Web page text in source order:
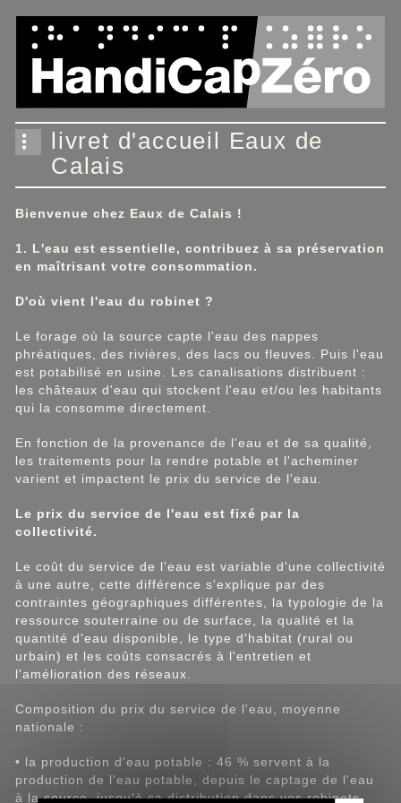
livret d'accueil Eaux de
Calais
Bienvenue chez Eaux de Calais !
1. L'eau est essentielle, contribuez à sa préservation
en maîtrisant votre consommation.
D'où vient l'eau du robinet ?
Le forage où la source capte l'eau des nappes
phréatiques, des rivières, des lacs ou fleuves. Puis l'eau
est potabilisé en usine. Les canalisations distribuent :
les châteaux d'eau qui stockent l'eau et/ou les habitants
qui la consomme directement.
En fonction de la provenance de l'eau et de sa qualité,
les traitements pour la rendre potable et l'acheminer
varient et impactent le prix du service de l'eau.
Le prix du service de l'eau est fixé par la
collectivité.
Le coût du service de l'eau est variable d'une collectivité
à une autre, cette différence s'explique par des
contraintes géographiques différentes, la typologie de la
ressource souterraine ou de surface, la qualité et la
quantité d'eau disponible, le type d'habitat (rural ou
urbain) et les coûts consacrés à l'entretien et
l'amélioration des réseaux.
Composition du prix du service de l'eau, moyenne
nationale :
• la production d'eau potable : 46 % servent à la
production de l'eau potable, depuis le captage de l'eau
à la source, jusqu'à sa distribution dans vos robinets